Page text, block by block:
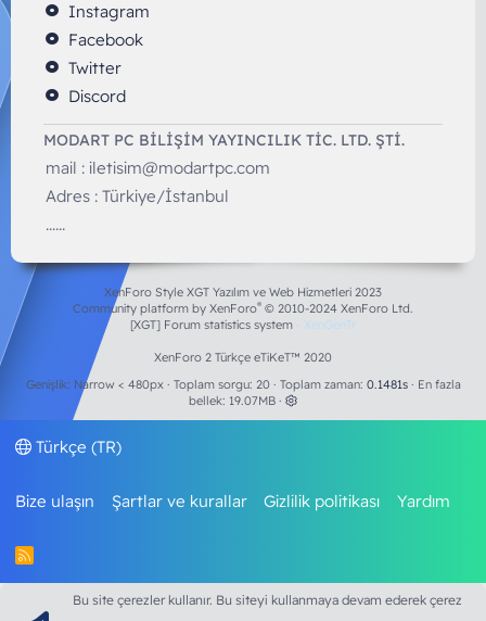
Instagram
Facebook
Twitter
Discord
MODART PC BILIŞIM YAYINCILIK TİC. LTD. ŞTİ.
mail : iletisim@modartpc.com
Adres : Türkiye/İstanbul
......
XenForo Style XGT Yazılım ve Web Hizmetleri 2023
Community platform by XenForo® © 2010-2024 XenForo Ltd.
[XGT] Forum statistics system
- XenGenTr
XenForo 2 Türkçe eTiKeT™ 2020
Genişlik
Toplam sorgu 20 Toplam zaman 0.1481s
En fazla
bellek 19.07MB
Türkçe (TR)
Bize ulaşın Şartlar ve kurallar Gizlilik politikası Yardım
R
Bu site çerezler kullanır. Bu siteyi kullanmaya devam ederek çerez